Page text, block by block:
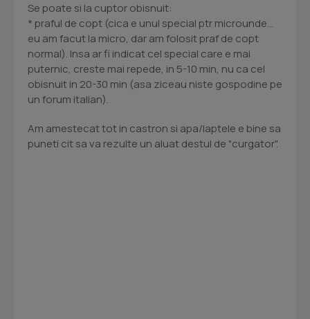
Se poate si la cuptor obisnuit:
* praful de copt (cica e unul special ptr microunde...
eu am facut la micro, dar am folosit praf de copt
normal). Insa ar fi indicat cel special care e mai
puternic, creste mai repede, in 5-10 min, nu ca cel
obisnuit in 20-30 min (asa ziceau niste gospodine pe
un forum italian).
Am amestecat tot in castron si apa/laptele e bine sa
puneti cit sa va rezulte un aluat destul de "curgator".